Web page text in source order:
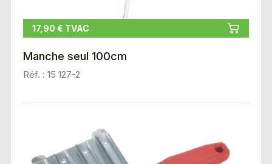
17,90 € TVAC
Manche seul 100cm
Réf. : 15 127-2